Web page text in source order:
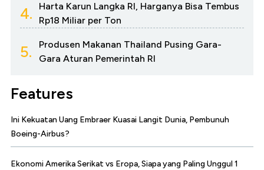
4.
Harta Karun Langka RI, Harganya Bisa Tembus
Rp18 Miliar per Ton
5.
Produsen Makanan Thailand Pusing Gara-
Gara Aturan Pemerintah RI
Features
Ini Kekuatan Uang Embraer Kuasai Langit Dunia, Pembunuh
Boeing-Airbus?
Ekonomi Amerika Serikat vs Eropa, Siapa yang Paling Unggul 1